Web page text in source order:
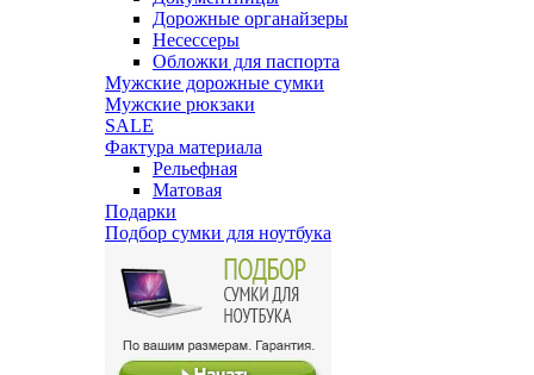
Дорожные органайзеры
Несессеры
Обложки для паспорта
Мужские дорожные сумки
Мужские рюкзаки
SALE
Фактура материала
Рельефная
Матовая
Подарки
Подбор сумки для ноутбука